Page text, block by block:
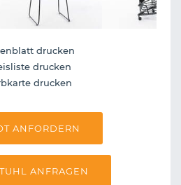
Next
drucken
drucken
drucken
ANFORDERN
ANFRAGEN